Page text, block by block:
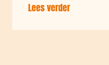
Lees verder
conflict